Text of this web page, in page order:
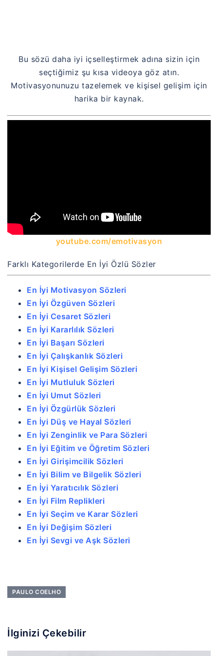
Bu sözü daha iyi içselleştirmek adına sizin için
seçtiğimiz şu kısa videoya göz atın.
Motivasyonunuzu tazelemek ve kişisel gelişim için
harika bir kaynak.
youtube.com/emotivasyon
Farklı Kategorilerde En İyi Özlü Sözler
En İyi Motivasyon Sözleri
En İyi Özgüven Sözleri
En İyi Cesaret Sözleri
En İyi Kararlılık Sözleri
En İyi Başarı Sözleri
En İyi Çalışkanlık Sözleri
En İyi Kişisel Gelişim Sözleri
En İyi Mutluluk Sözleri
En İyi Umut Sözleri
En İyi Özgürlük Sözleri
En İyi Düş ve Hayal Sözleri
En İyi Zenginlik ve Para Sözleri
En İyi Eğitim ve Öğretim Sözleri
En İyi Girişimcilik Sözleri
En İyi Bilim ve Bilgelik Sözleri
En İyi Yaratıcılık Sözleri
En İyi Film Replikleri
En İyi Seçim ve Karar Sözleri
En İyi Değişim Sözleri
En İyi Sevgi ve Aşk Sözleri
PAULO COELHO
İlginizi Çekebilir